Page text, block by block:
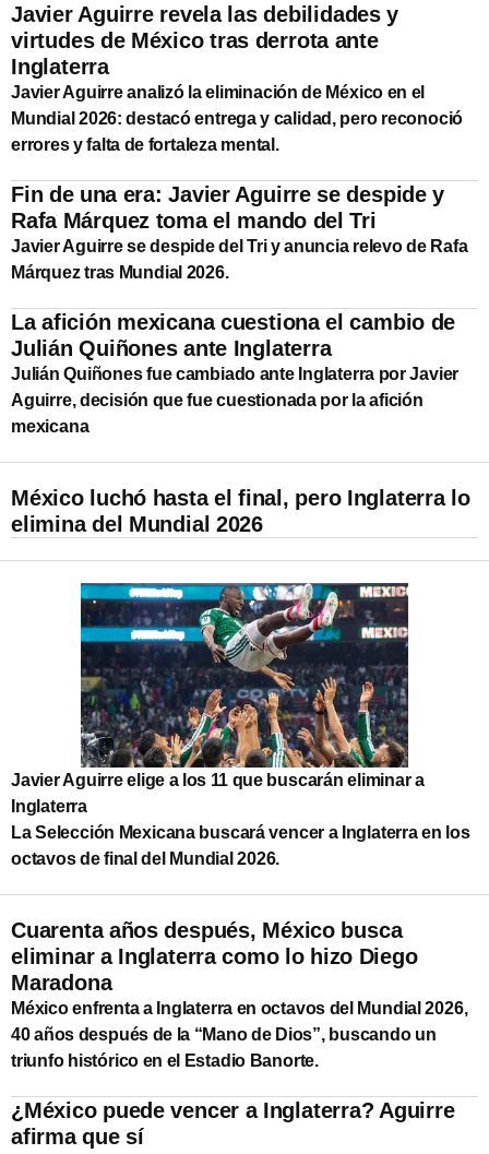
Javier Aguirre revela las debilidades y
virtudes de México tras derrota ante
Inglaterra
Javier Aguirre analizó la eliminación de México en el
Mundial 2026: destacó entrega y calidad, pero reconoció
errores y falta de fortaleza mental.
Fin de una era: Javier Aguirre se despide y
Rafa Márquez toma el mando del Tri
Javier Aguirre se despide del Tri y anuncia relevo de Rafa
Márquez tras Mundial 2026.
La afición mexicana cuestiona el cambio de
Julián Quiñones ante Inglaterra
Julián Quiñones fue cambiado ante Inglaterra por Javier
Aguirre, decisión que fue cuestionada por la afición
mexicana
México luchó hasta el final, pero Inglaterra lo
elimina del Mundial 2026
Javier Aguirre elige a los 11 que buscarán eliminar a
Inglaterra
La Selección Mexicana buscará vencer a Inglaterra en los
octavos de final del Mundial 2026.
Cuarenta años después, México busca
eliminar a Inglaterra como lo hizo Diego
Maradona
México enfrenta a Inglaterra en octavos del Mundial 2026,
40 años después de la “Mano de Dios”, buscando un
triunfo histórico en el Estadio Banorte.
¿México puede vencer a Inglaterra? Aguirre
afirma que sí